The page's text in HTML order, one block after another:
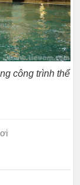
công trình thể